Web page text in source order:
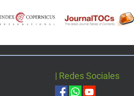
| Redes Sociales